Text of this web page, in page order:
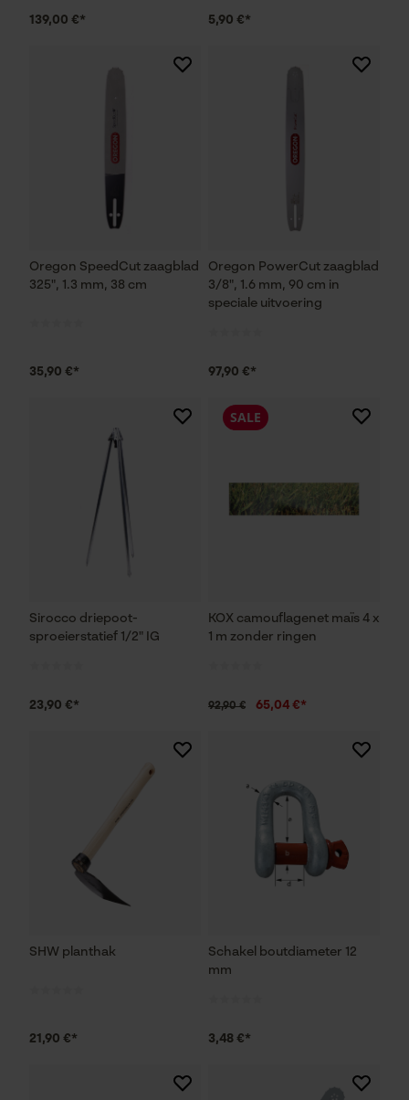
139,00 €* 5,90 €*
Oregon SpeedCut zaagblad
325", 1.3 mm, 38 cm
35,90 €*
Oregon PowerCut zaagblad
3/8", 1.6 mm, 90 cm in
speciale uitvoering
97,90 €*
Sirocco driepoot-
sproeierstatief 1/2" IG
23,90 €*
KOX camouflagenet maïs 4 x
1 m zonder ringen
SALE
92,90 € 65,04 €*
SHW planthak
21,90 €*
Schakel boutdiameter 12
mm
3,48 €*